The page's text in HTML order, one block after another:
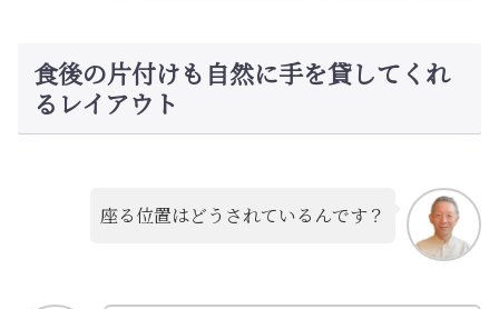
食後の片付けも自然に手を貸してくれ
るレイアウト
座る位置はどうされているんです？